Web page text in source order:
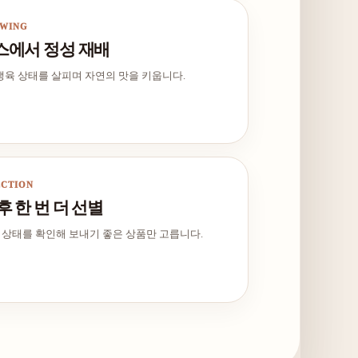
에서 정성 재배
육 상태를 살피며 자연의 맛을 키웁니다.
한 번 더 선별
상태를 확인해 보내기 좋은 상품만 고릅니다.